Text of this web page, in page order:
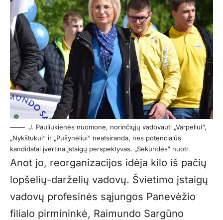
J. Pauliukienės nuomone, norinčiųjų vadovauti „Varpeliui“,
„Nykštukui“ ir „Pušynėliui“ neatsiranda, nes potencialūs
kandidatai įvertina įstaigų perspektyvas. „Sekundės“ nuotr.
Anot jo, reorganizacijos idėja kilo iš pačių
lopšelių-darželių vadovų. Švietimo įstaigų
vadovų profesinės sąjungos Panevėžio
filialo pirmininkė, Raimundo Sargūno